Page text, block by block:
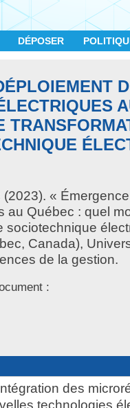
DÉPOSER
(2023). «
au Québec : quel
sociotechnique
Canada),
de la gestion.
:
des
technologies